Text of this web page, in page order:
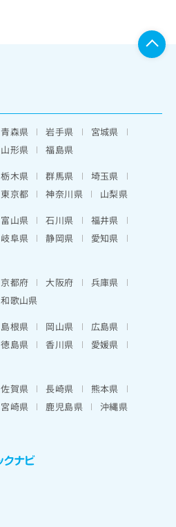
青森県 岩手県
宮城県
山形県
福島県
栃木県 群馬県
埼玉県
東京都 神奈川県
山梨県
富山県 石川県
福井県
岐阜県 静岡県
愛知県
京都府 大阪府
兵庫県
和歌山県
島根県 岡山県
広島県
徳島県 香川県
愛媛県
佐賀県 長崎県
熊本県
宮崎県 鹿児島県 沖縄県